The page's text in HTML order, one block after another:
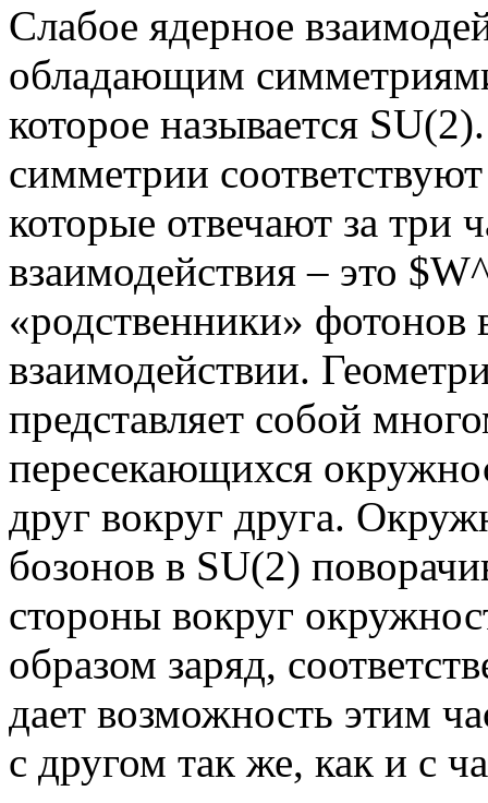
Слабое ядерное
обладающим
которое называется
симметрии
которые отвечают за три
взаимодействия – это
«родственники» фотонов
взаимодействии.
представляет собой
пересекающихся
друг вокруг друга.
бозонов в SU(2)
стороны вокруг
образом заряд,
дает возможность этим
с другом так же, как и с